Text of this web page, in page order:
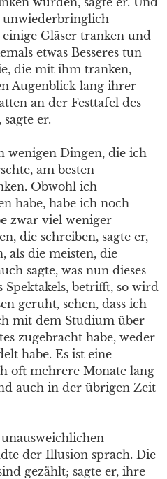
unwiederbringlich
Gläser tranken und
etwas Besseres tun
die mit ihm tranken,
Augenblick lang ihrer
an der Festtafel des
er.
wenigen Dingen, die ich
am besten
Obwohl ich
habe, habe ich noch
zwar viel weniger
die schreiben, sagte er,
als die meisten, die
sagte, was nun dieses
Spektakels, betrifft, so wird
geruht, sehen, dass ich
mit dem Studium über
zugebracht habe, weder
habe. Es ist eine
oft mehrere Monate lang
auch in der übrigen Zeit
der Illusion sprach. Die
gezählt; sagte er, ihre